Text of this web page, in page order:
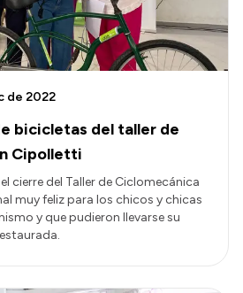
bicicletas del taller de
Cipolletti
de 2022
cierre del Taller de Ciclomecánica
muy feliz para los chicos y chicas
y que pudieron llevarse su